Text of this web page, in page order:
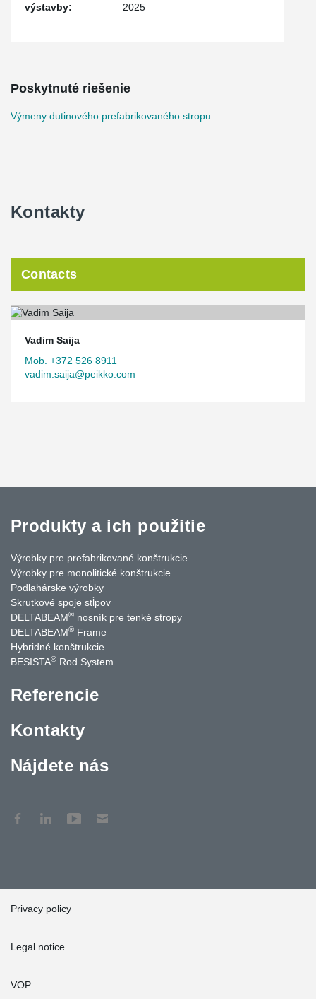
výstavby:
2025
Poskytnuté riešenie
Výmeny dutinového prefabrikovaného stropu
Kontakty
Contacts
Vadim Saija
Mob. +372 526 8911
vadim.saija@peikko.com
Produkty a ich použitie
Výrobky pre prefabrikované konštrukcie
Výrobky pre monolitické konštrukcie
Podlahárske výrobky
Skrutkové spoje stĺpov
DELTABEAM® nosník pre tenké stropy
DELTABEAM® Frame
Hybridné konštrukcie
BESISTA® Rod System
Referencie
Kontakty
Nájdete nás
Privacy policy
Legal notice
VOP